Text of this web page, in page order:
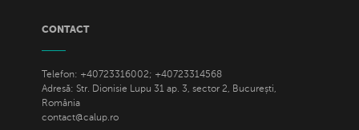
CONTACT
Telefon: +40723316002; +40723314568
Adresă: Str. Dionisie Lupu 31 ap. 3, sector 2, București,
România
contact@calup.ro